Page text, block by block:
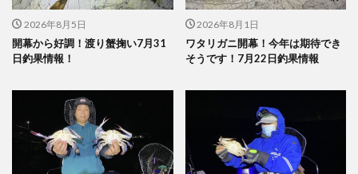
2026年8月5日
開幕から好調！渡り蟹掬い7月31
日釣果情報！
2026年8月1日
ワタリガニ開幕！今年は期待でき
そうです！7月22日釣果情報